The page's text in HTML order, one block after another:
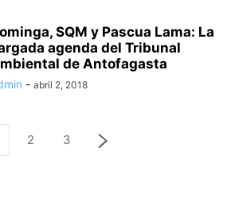
SQM y Pascua Lama: La
agenda del Tribunal
de Antofagasta
- abril 2, 2018
2 3